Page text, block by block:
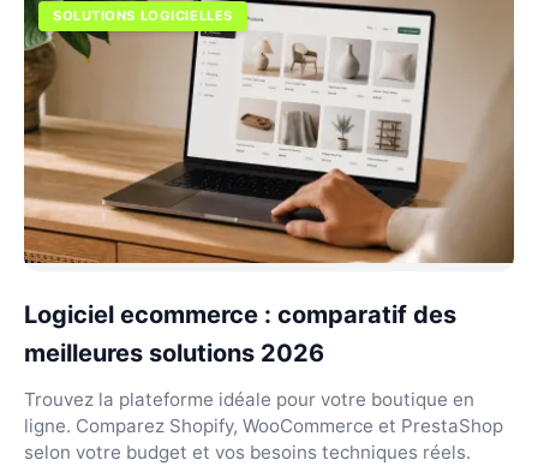
SOLUTIONS LOGICIELLES
Logiciel ecommerce : comparatif des
meilleures solutions 2026
Trouvez la plateforme idéale pour votre boutique en
ligne. Comparez Shopify, WooCommerce et PrestaShop
selon votre budget et vos besoins techniques réels.